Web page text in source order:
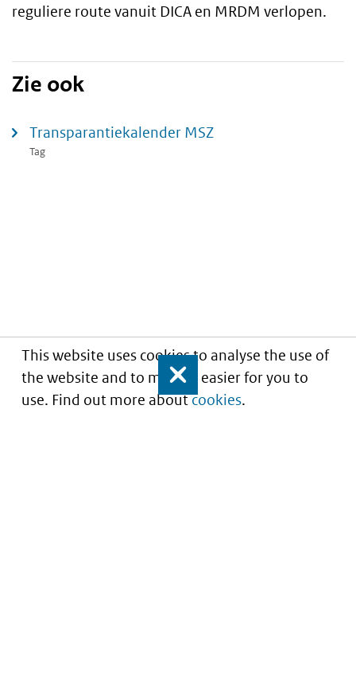
This website uses cookies to analyse the use of
the website and to make it easier for you to
use. Find out more aboutcookies.
Close
reguliere route vanuit DICA en MRDM verlopen.
Zie ook
Transparantiekalender MSZ
Tag